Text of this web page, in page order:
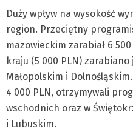
Duży wpływ na wysokość
region. Przeciętny
mazowieckim zarabiał 6
kraju (5 000 PLN)
Małopolskim i
4 000 PLN, otrzymywali
wschodnich oraz w
i Lubuskim.